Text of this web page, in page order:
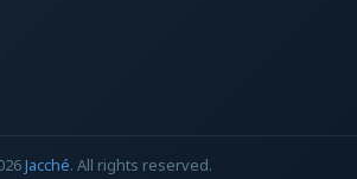
Jacché. All rights reserved.